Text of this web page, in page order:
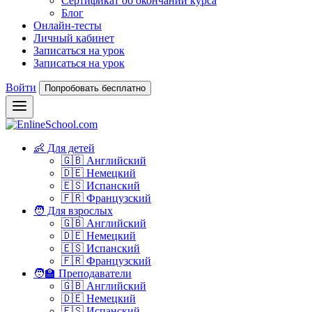
Блог
Онлайн-тесты
Личный кабинет
Записаться на урок
Записаться на урок
Войти Попробовать бесплатно
👶 Для детей
🇬🇧 Английский
🇩🇪 Немецкий
🇪🇸 Испанский
🇫🇷 Французский
🧑 Для взрослых
🇬🇧 Английский
🇩🇪 Немецкий
🇪🇸 Испанский
🇫🇷 Французский
🧑‍🏫 Преподаватели
🇬🇧 Английский
🇩🇪 Немецкий